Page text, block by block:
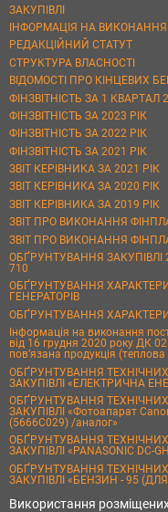
ЗАКУПІВЛІ
ІНФОРМАЦІЯ НА
РЕДАКЦІЙНИЙ СТАТУТ
СТРУКТУРА ВЛАСНОСТІ
ВІДОМОСТІ ПРО КІНЦЕВИХ
ФІНЗВІТНІСТЬ ЗА 1 КВАРТАЛ
ФІНЗВІТНІСТЬ ЗА 2023 РІК
ФІНЗВІТНІСТЬ ЗА 2022 РІК
ФІНЗВІТНІСТЬ ЗА 2021 РІК
ЗВІТ КЕРІВНИКА ЗА 2021 РІК
ЗВІТ КЕРІВНИКА ЗА 2020 РІК
ЗВІТ КЕРІВНИКА ЗА 2019 РІК
ЗВІТ ПРО ВИКОНАННЯ
ЗВІТ ПРО ВИКОНАННЯ
ОБҐРУНТУВАННЯ ЗАКУПІВЛІ
710
ОБҐРУНТУВАННЯ
ГЕНЕРАТОРІВ
ОБҐРУНТУВАННЯ
Інформація на виконання
від 16 грудня 2020 року ДК
пов’язана продукція (теплова
ОБҐРУНТУВАННЯ
ЗАКУПІВЛІ «ЕЛЕКТРИЧНА
ОБҐРУНТУВАННЯ
ЗАКУПІВЛІ «Фотоапарат
(5666C029) /аналог»
ОБҐРУНТУВАННЯ
ЗАКУПІВЛІ «PANASONIC DC-
ОБҐРУНТУВАННЯ
ЗАКУПІВЛІ «БЕНЗИН - 95
Використання